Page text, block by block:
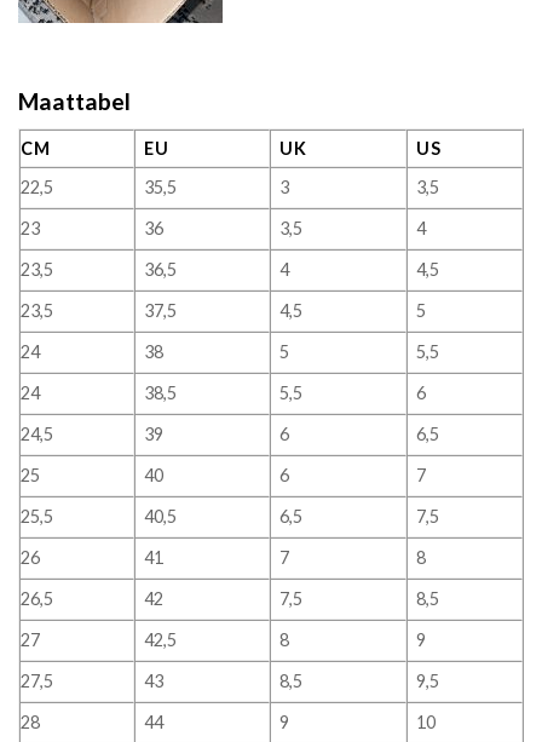
Maattabel
CM EU UK
US
22,5
35,5 3
3,5
23
36 3,5
4
23,5
36,5 4
4,5
23,5
37,5 4,5
5
24
38 5
5,5
24
38,5 5,5
6
24,5
39 6
6,5
25
40 6
7
25,5
40,5 6,5
7,5
26
41 7
8
26,5
42 7,5
8,5
27
42,5 8
9
27,5
43 8,5
9,5
28
44 9
10